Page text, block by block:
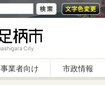
事業者向け 市政情報